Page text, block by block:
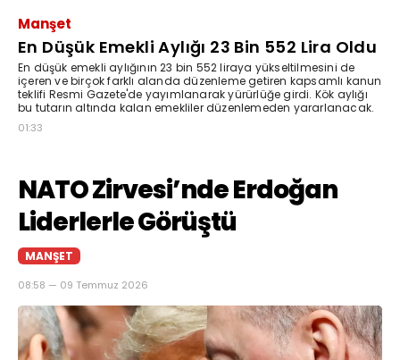
Manşet
En Düşük Emekli Aylığı 23 Bin 552 Lira Oldu
En düşük emekli aylığının 23 bin 552 liraya yükseltilmesini de
içeren ve birçok farklı alanda düzenleme getiren kapsamlı kanun
teklifi Resmi Gazete'de yayımlanarak yürürlüğe girdi. Kök aylığı
bu tutarın altında kalan emekliler düzenlemeden yararlanacak.
01:33